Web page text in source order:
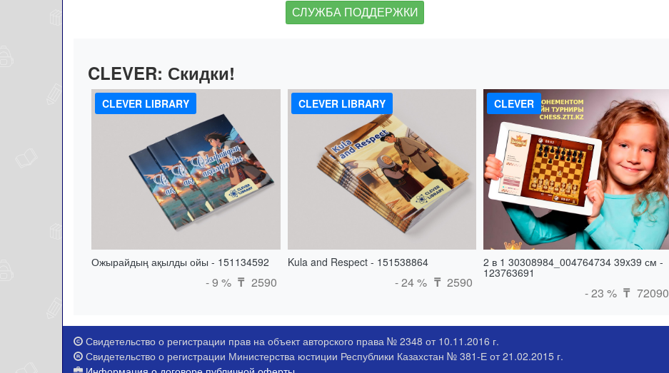
СЛУЖБА ПОДДЕРЖКИ
CLEVER: Скидки!
CLEVER LIBRARY
Ожырайдың ақылды ойы - 151134592
- 9 % ₸ 2590
CLEVER LIBRARY
Kula and Respect - 151538864
- 24 % ₸ 2590
CLEVER
2 в 1 30308984_004764734 39x39 см -
123763691
- 23 % ₸ 72090
Свидетельство о регистрации прав на объект авторского права № 2348 от 10.11.2016 г.
Свидетельство о регистрации Министерства юстиции Республики Казахстан № 381-Е от 21.02.2015 г.